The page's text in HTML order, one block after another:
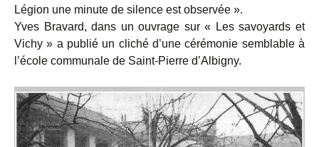
Légion une minute de silence est observée ».
Yves Bravard, dans un ouvrage sur « Les savoyards et
Vichy » a publié un cliché d’une cérémonie semblable à
l’école communale de Saint-Pierre d’Albigny.